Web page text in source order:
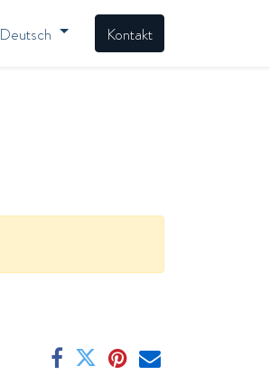
Deutsch Kontakt